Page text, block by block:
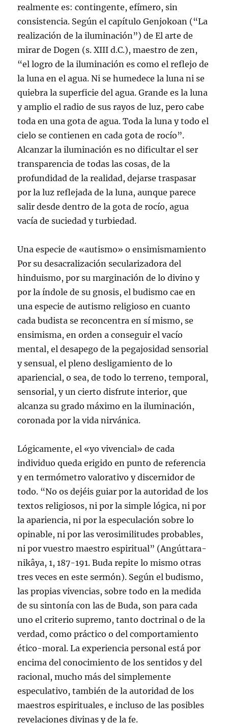
realmente es: contingente, efímero, sin
consistencia. Según el capítulo Genjokoan (“La
realización de la iluminación”) de El arte de
mirar de Dogen (s. XIII d.C.), maestro de zen,
“el logro de la iluminación es como el reflejo de
la luna en el agua. Ni se humedece la luna ni se
quiebra la superficie del agua. Grande es la luna
y amplio el radio de sus rayos de luz, pero cabe
toda en una gota de agua. Toda la luna y todo el
cielo se contienen en cada gota de rocío”.
Alcanzar la iluminación es no dificultar el ser
transparencia de todas las cosas, de la
profundidad de la realidad, dejarse traspasar
por la luz reflejada de la luna, aunque parece
salir desde dentro de la gota de rocío, agua
vacía de suciedad y turbiedad.
Una especie de «autismo» o ensimismamiento
Por su desacralización secularizadora del
hinduismo, por su marginación de lo divino y
por la índole de su gnosis, el budismo cae en
una especie de autismo religioso en cuanto
cada budista se reconcentra en sí mismo, se
ensimisma, en orden a conseguir el vacío
mental, el desapego de la pegajosidad sensorial
y sensual, el pleno desligamiento de lo
apariencial, o sea, de todo lo terreno, temporal,
sensorial, y un cierto disfrute interior, que
alcanza su grado máximo en la iluminación,
coronada por la vida nirvánica.
Lógicamente, el «yo vivencial» de cada
individuo queda erigido en punto de referencia
y en termómetro valorativo y discernidor de
todo. “No os dejéis guiar por la autoridad de los
textos religiosos, ni por la simple lógica, ni por
la apariencia, ni por la especulación sobre lo
opinable, ni por las verosimilitudes probables,
ni por vuestro maestro espiritual” (Angúttara-
nikâya, 1, 187-191. Buda repite lo mismo otras
tres veces en este sermón). Según el budismo,
las propias vivencias, sobre todo en la medida
de su sintonía con las de Buda, son para cada
uno el criterio supremo, tanto doctrinal o de la
verdad, como práctico o del comportamiento
ético-moral. La experiencia personal está por
encima del conocimiento de los sentidos y del
racional, mucho más del simplemente
especulativo, también de la autoridad de los
maestros espirituales, e incluso de las posibles
revelaciones divinas y de la fe.